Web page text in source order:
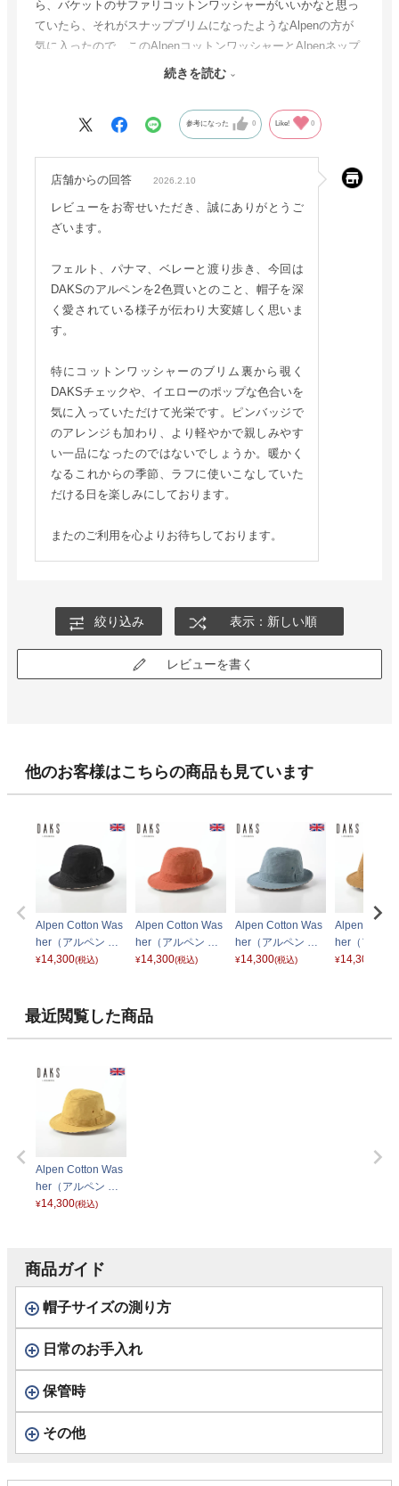
ら、バケットのサファリコットンワッシャーがいいかなと思っ
ていたら、それがスナップブリムになったようなAlpenの方が
気に入ったので、このAlpenコットンワッシャーとAlpenネップ
ツイードで悩んだけど、セールなので結局両方買ってしまいま
柄がとてもおしゃれで気に入りました。色はブルーが人気みた
いで、もうサイズがなく、ポップな感じがしたイエローを選
届いてからピンバッチを付けたりしてみました。出番はまだで
すが、気軽にどこへでもかぶって行けそうなラフさが良い感じ
です。これから暖かくなると出番が増えそうです。
続きを読む
参考になった 0 Like! 0
店舗からの回答 2026.2.10
レビューをお寄せいただき、誠にありがとうご
ざいます。
フェルト、パナマ、ベレーと渡り歩き、今回は
DAKSのアルペンを2色買いとのこと、帽子を深
く愛されている様子が伝わり大変嬉しく思いま
す。
特にコットンワッシャーのブリム裏から覗く
DAKSチェックや、イエローのポップな色合いを
気に入っていただけて光栄です。ピンバッジで
のアレンジも加わり、より軽やかで親しみやす
い一品になったのではないでしょうか。暖かく
なるこれからの季節、ラフに使いこなしていた
だける日を楽しみにしております。
またのご利用を心よりお待ちしております。
絞り込み 表示：新しい順
レビューを書く
他のお客様はこちらの商品も見ています
Alpen Cotton Was
her（アルペン コ
ットンワッシャ
¥14,300(税込)
Alpen Cotton Was
her（アルペン コ
ットンワッシャ
¥14,300(税込)
Alpen Cotton Was
her（アルペン コ
ットンワッシャ
¥14,300(税込)
Alpen
her（アルペ
ットンワッ
¥14,300
最近閲覧した商品
Alpen Cotton Was
her（アルペン コ
ットンワッシャ
¥14,300(税込)
商品ガイド
帽子サイズの測り方
日常のお手入れ
保管時
その他